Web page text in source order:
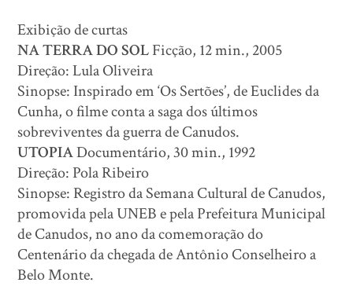
Exibição de curtas
NA TERRA DO SOLFicção, 12 min., 2005
Direção: Lula Oliveira
Sinopse: Inspirado em ‘Os Sertões’, de Euclides da
Cunha, o filme conta a saga dos últimos
sobreviventes da guerra de Canudos.
UTOPIADocumentário, 30 min., 1992
Direção: Pola Ribeiro
Sinopse: Registro da Semana Cultural de Canudos,
promovida pela UNEB e pela Prefeitura Municipal
de Canudos, no ano da comemoração do
Centenário da chegada de Antônio Conselheiro a
Belo Monte.